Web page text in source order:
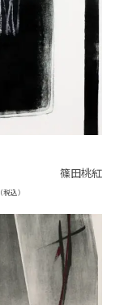
篠田桃紅
（税込）